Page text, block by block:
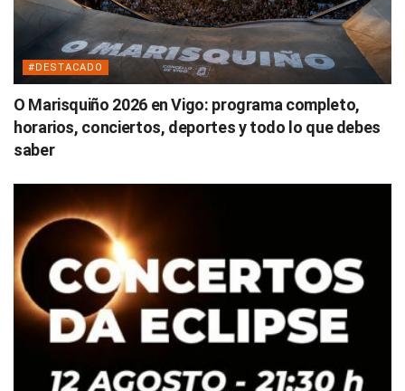
#DESTACADO
O Marisquiño 2026 en Vigo: programa completo,
horarios, conciertos, deportes y todo lo que debes
saber